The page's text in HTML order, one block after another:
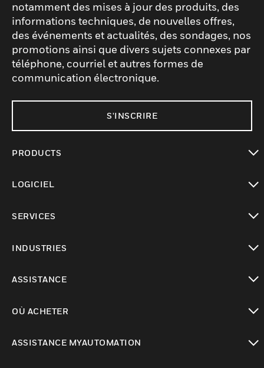
notamment des mises à jour des produits, des
informations techniques, de nouvelles offres,
des événements et actualités, des sondages, nos
promotions ainsi que divers sujets connexes par
téléphone, courriel et autres formes de
communication électronique.
S'INSCRIRE
PRODUCTS
LOGICIEL
SERVICES
INDUSTRIES
ASSISTANCE
OÙ ACHETER
ASSISTANCE MYAUTOMATION